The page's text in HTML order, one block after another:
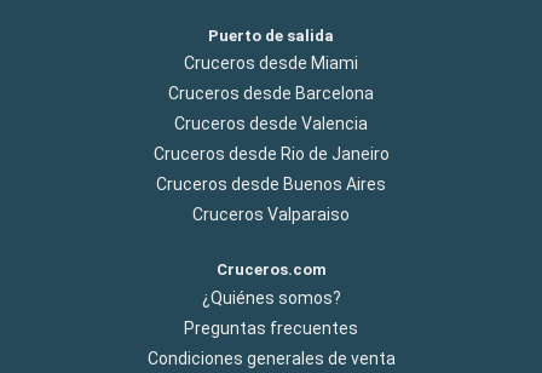
Puerto de salida
Cruceros desde Miami
Cruceros desde Barcelona
Cruceros desde Valencia
Cruceros desde Rio de Janeiro
Cruceros desde Buenos Aires
Cruceros Valparaiso
Cruceros.com
¿Quiénes somos?
Preguntas frecuentes
Condiciones generales de venta